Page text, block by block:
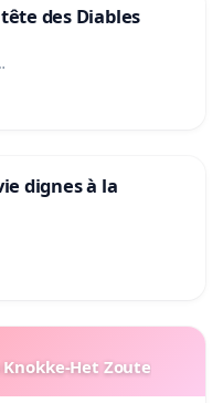
des Diables
dignes à la
Het Zoute